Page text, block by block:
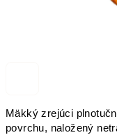
Mäkký zrejúci
povrchu, naložený